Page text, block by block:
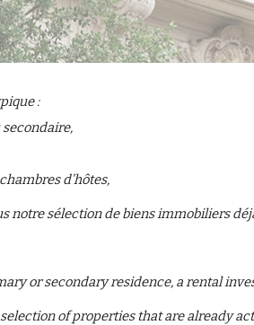
:
d’hôtes,
notre sélection de biens immobiliers
or secondary residence, a rental
of properties that are already